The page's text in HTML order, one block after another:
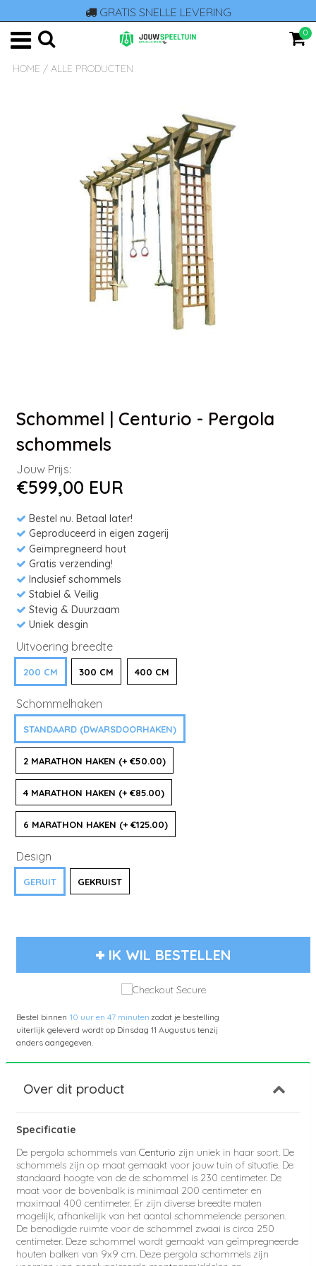
GRATIS SNELLE LEVERING
0
HOME / ALLE PRODUCTEN
Schommel | Centurio - Pergola
schommels
Jouw Prijs:
€599,00 EUR
Bestel nu. Betaal later!
Geproduceerd in eigen zagerij
Geïmpregneerd hout
Gratis verzending!
Inclusief schommels
Stabiel & Veilig
Stevig & Duurzaam
Uniek desgin
Uitvoering breedte
200 CM 300 CM 400 CM
Schommelhaken
STANDAARD (DWARSDOORHAKEN)
2 MARATHON HAKEN (+ €50.00)
4 MARATHON HAKEN (+ €85.00)
6 MARATHON HAKEN (+ €125.00)
Design
GERUIT GEKRUIST
IK WIL BESTELLEN
Bestel binnen 10 uur en 47 minutenzodat je bestelling
uiterlijk geleverd wordt op Dinsdag 11 Augustus tenzij
anders aangegeven.
Over dit product
Specificatie
De pergola schommels van Centurio zijn uniek in haar soort. De
schommels zijn op maat gemaakt voor jouw tuin of situatie. De
standaard hoogte van de de schommel is 230 centimeter. De
maat voor de bovenbalk is minimaal 200 centimeter en
maximaal 400 centimeter. Er zijn diverse breedte maten
mogelijk, afhankelijk van het aantal schommelende personen.
De benodigde ruimte voor de schommel zwaai is circa 250
centimeter. Deze schommel wordt gemaakt van geïmpregneerde
houten balken van 9x9 cm. Deze pergola schommels zijn